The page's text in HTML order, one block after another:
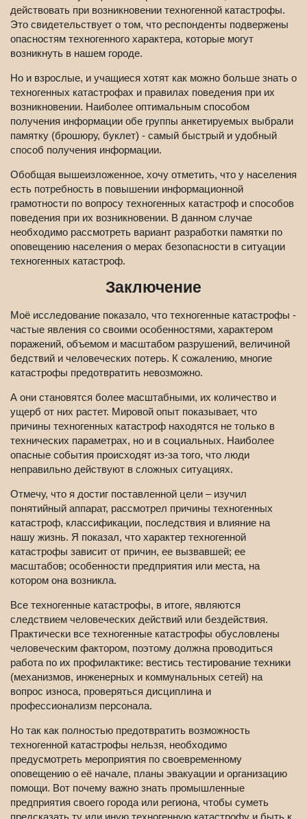
действовать при возникновении техногенной катастрофы.
Это свидетельствует о том, что респонденты подвержены
опасностям техногенного характера, которые могут
возникнуть в нашем городе.
Но и взрослые, и учащиеся хотят как можно больше знать о
техногенных катастрофах и правилах поведения при их
возникновении. Наиболее оптимальным способом
получения информации обе группы анкетируемых выбрали
памятку (брошюру, буклет) - самый быстрый и удобный
способ получения информации.
Обобщая вышеизложенное, хочу отметить, что у населения
есть потребность в повышении информационной
грамотности по вопросу техногенных катастроф и способов
поведения при их возникновении. В данном случае
необходимо рассмотреть вариант разработки памятки по
оповещению населения о мерах безопасности в ситуации
техногенных катастроф.
Заключение
Моё исследование показало, что техногенные катастрофы -
частые явления со своими особенностями, характером
поражений, объемом и масштабом разрушений, величиной
бедствий и человеческих потерь. К сожалению, многие
катастрофы предотвратить невозможно.
А они становятся более масштабными, их количество и
ущерб от них растет. Мировой опыт показывает, что
причины техногенных катастроф находятся не только в
технических параметрах, но и в социальных. Наиболее
опасные события происходят из-за того, что люди
неправильно действуют в сложных ситуациях.
Отмечу, что я достиг поставленной цели – изучил
понятийный аппарат, рассмотрел причины техногенных
катастроф, классификации, последствия и влияние на
нашу жизнь. Я показал, что характер техногенной
катастрофы зависит от причин, ее вызвавшей; ее
масштабов; особенности предприятия или места, на
котором она возникла.
Все техногенные катастрофы, в итоге, являются
следствием человеческих действий или бездействия.
Практически все техногенные катастрофы обусловлены
человеческим фактором, поэтому должна проводиться
работа по их профилактике: вестись тестирование техники
(механизмов, инженерных и коммунальных сетей) на
вопрос износа, проверяться дисциплина и
профессионализм персонала.
Но так как полностью предотвратить возможность
техногенной катастрофы нельзя, необходимо
предусмотреть мероприятия по своевременному
оповещению о её начале, планы эвакуации и организацию
помощи. Вот почему важно знать промышленные
предприятия своего города или региона, чтобы суметь
предсказать ту или иную техногенную катастрофу и быть к